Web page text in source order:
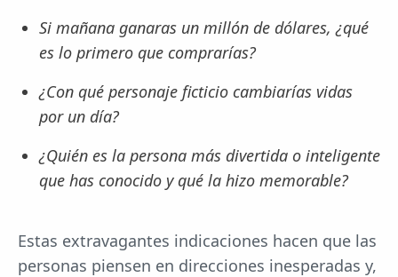
Si mañana ganaras un millón de dólares, ¿qué
es lo primero que comprarías?
¿Con qué personaje ficticio cambiarías vidas
por un día?
¿Quién es la persona más divertida o inteligente
que has conocido y qué la hizo memorable?
Estas extravagantes indicaciones hacen que las
personas piensen en direcciones inesperadas y,